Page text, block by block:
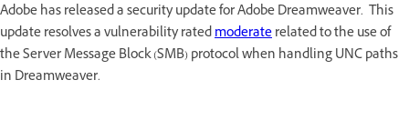
Adobe has released a security update for Adobe Dreamweaver. This
update resolves a vulnerability ratedmoderaterelated to the use of
the Server Message Block (SMB) protocol when handling UNC paths
in Dreamweaver.